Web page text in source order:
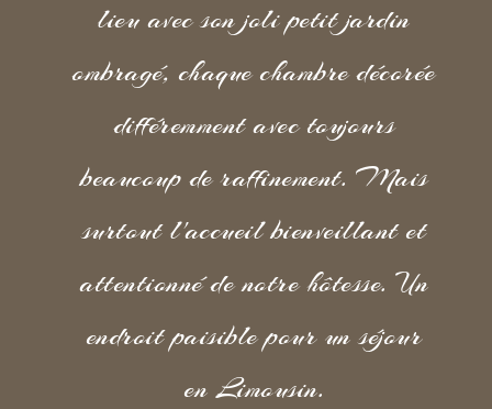
lieu avec son joli petit jardin
ombragé, chaque chambre décorée
différemment avec toujours
beaucoup de raffinement. Mais
surtout l'accueil bienveillant et
attentionné de notre hôtesse. Un
endroit paisible pour un séjour
en Limousin.